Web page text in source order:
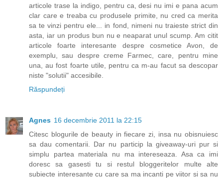
articole trase la indigo, pentru ca, desi nu imi e pana acum
clar care e treaba cu produsele primite, nu cred ca merita
sa te vinzi pentru ele... in fond, nimeni nu traieste strict din
asta, iar un produs bun nu e neaparat unul scump. Am citit
articole foarte interesante despre cosmetice Avon, de
exemplu, sau despre creme Farmec, care, pentru mine
una, au fost foarte utile, pentru ca m-au facut sa descopar
niste "solutii" accesibile.
Răspundeți
Agnes 16 decembrie 2011 la 22:15
Citesc blogurile de beauty in fiecare zi, insa nu obisnuiesc
sa dau comentarii. Dar nu particip la giveaway-uri pur si
simplu partea materiala nu ma intereseaza. Asa ca imi
doresc sa gasesti tu si restul bloggeritelor multe alte
subiecte interesante cu care sa ma incanti pe viitor si sa nu